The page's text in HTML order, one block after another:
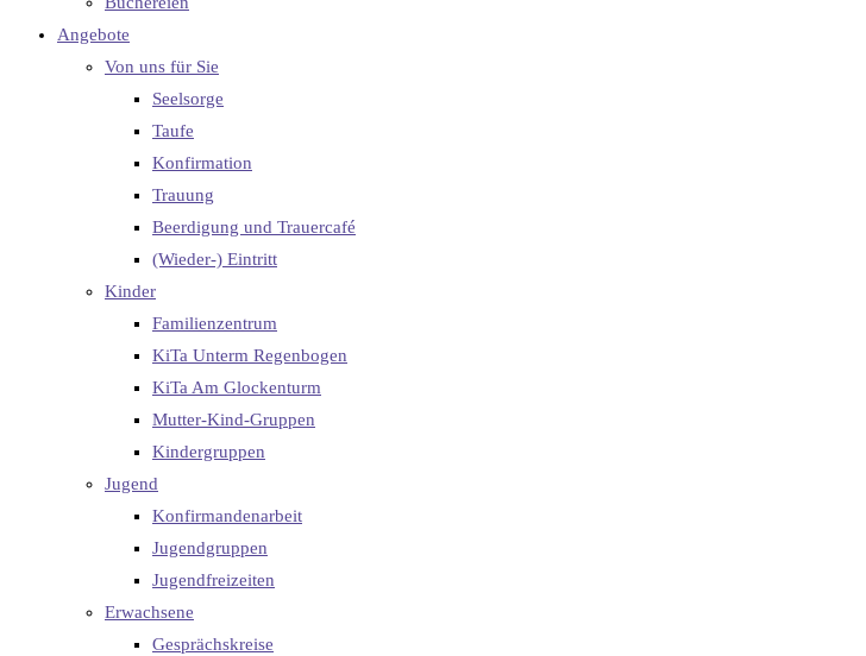
Angebote
Von uns für Sie
Seelsorge
Taufe
Konfirmation
Trauung
Beerdigung und Trauercafé
(Wieder-) Eintritt
Kinder
Familienzentrum
KiTa Unterm Regenbogen
KiTa Am Glockenturm
Mutter-Kind-Gruppen
Kindergruppen
Jugend
Konfirmandenarbeit
Jugendgruppen
Jugendfreizeiten
Erwachsene
Gesprächskreise